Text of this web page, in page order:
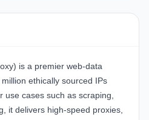
is a premier web-data
ethically sourced IPs
use cases such as scraping,
it delivers high-speed proxies,